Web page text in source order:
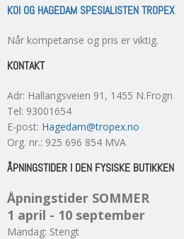
KOI OG HAGEDAM SPESIALISTEN TROPEX
Når kompetanse og pris er viktig.
KONTAKT
Adr: Hallangsveien 91 , 1455 N.Frogn
Tel: 93001654
E-post: Hagedam@tropex.no
Org. nr.: 925 696 854 MVA
ÅPNINGSTIDER I DEN FYSISKE BUTIKKEN
Åpningstider SOMMER
1 april - 10 september
Mandag: Stengt